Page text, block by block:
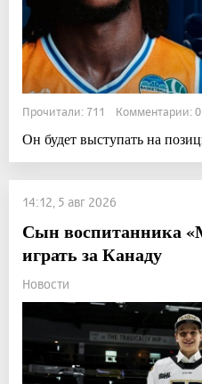
Прочитали: 711 Комментарии: 0
Он будет выступать на
14:12, 5 авг 2026
Сын воспитанника
играть за Канаду
Новости